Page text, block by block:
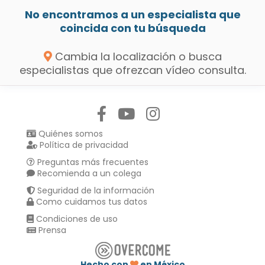
No encontramos a un especialista que
coincida con tu búsqueda
Cambia la localización o busca
especialistas que ofrezcan vídeo consulta.
Quiénes somos
Política de privacidad
Preguntas más frecuentes
Recomienda a un colega
Seguridad de la información
Como cuidamos tus datos
Condiciones de uso
Prensa